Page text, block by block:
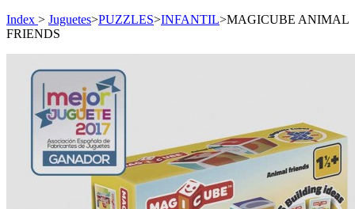
Index > Juguetes>PUZZLES>INFANTIL>MAGICUBE ANIMAL
FRIENDS